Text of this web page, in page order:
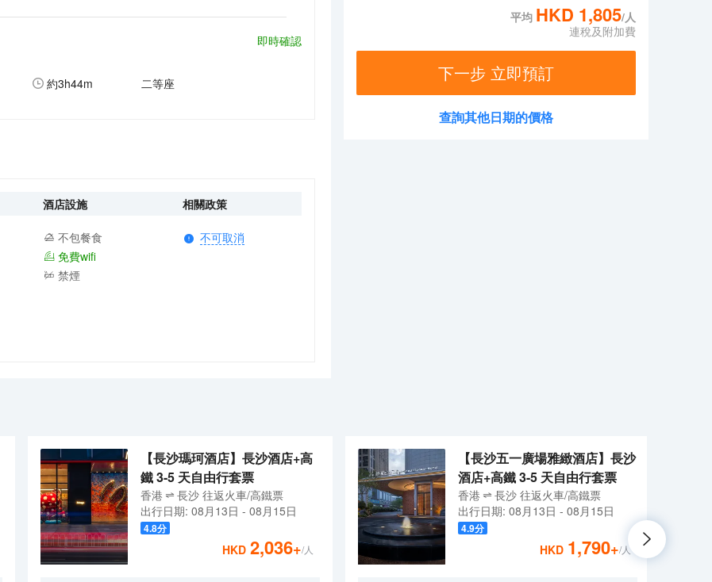
即時確認
約3h44m 二等座
酒店設施
不包餐食
免費wifi
禁煙
相關政策
不可取消
平均 HKD 1,805/人
連稅及附加費
下一步 立即預訂
查詢其他日期的價格
【長沙瑪珂酒店】長沙酒店+高
鐵 3-5 天自由行套票
香港 長沙 往返火車/高鐵票
出行日期: 08月13日 - 08月15日
4.8分
HKD 2,036+/人
【長沙五一廣場雅緻酒店】長沙
酒店+高鐵 3-5 天自由行套票
香港 長沙 往返火車/高鐵票
出行日期: 08月13日 - 08月15日
4.9分
HKD 1,790+/人